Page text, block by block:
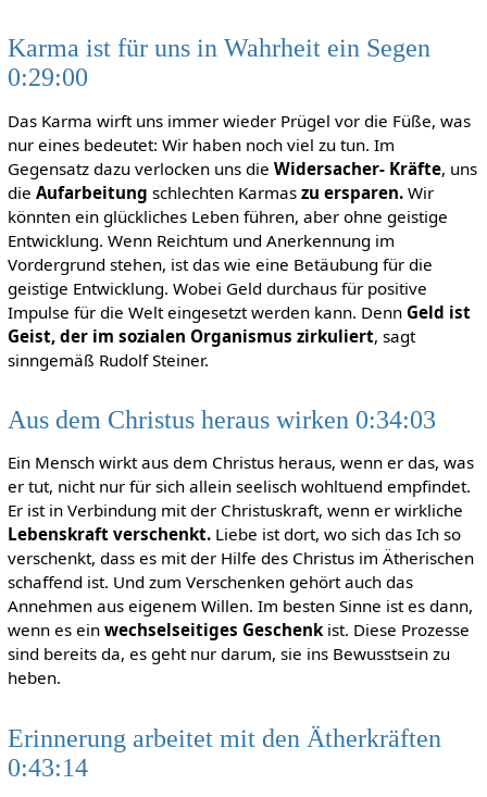
Karma ist für uns in Wahrheit ein Segen
0:29:00
Das Karma wirft uns immer wieder Prügel vor die Füße, was
nur eines bedeutet: Wir haben noch viel zu tun. Im
Gegensatz dazu verlocken uns die Widersacher- Kräfte, uns
die Aufarbeitung schlechten Karmas zu ersparen.Wir
könnten ein glückliches Leben führen, aber ohne geistige
Entwicklung. Wenn Reichtum und Anerkennung im
Vordergrund stehen, ist das wie eine Betäubung für die
geistige Entwicklung. Wobei Geld durchaus für positive
Impulse für die Welt eingesetzt werden kann. Denn Geld ist
Geist, der im sozialen Organismus zirkuliert, sagt
sinngemäß Rudolf Steiner.
Aus dem Christus heraus wirken 0:34:03
Ein Mensch wirkt aus dem Christus heraus, wenn er das, was
er tut, nicht nur für sich allein seelisch wohltuend empfindet.
Er ist in Verbindung mit der Christuskraft, wenn er wirkliche
Lebenskraft verschenkt.Liebe ist dort, wo sich das Ich so
verschenkt, dass es mit der Hilfe des Christus im Ätherischen
schaffend ist. Und zum Verschenken gehört auch das
Annehmen aus eigenem Willen. Im besten Sinne ist es dann,
wenn es ein wechselseitiges Geschenkist. Diese Prozesse
sind bereits da, es geht nur darum, sie ins Bewusstsein zu
heben.
Erinnerung arbeitet mit den Ätherkräften
0:43:14